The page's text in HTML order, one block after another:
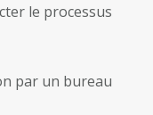
le processus
par un bureau